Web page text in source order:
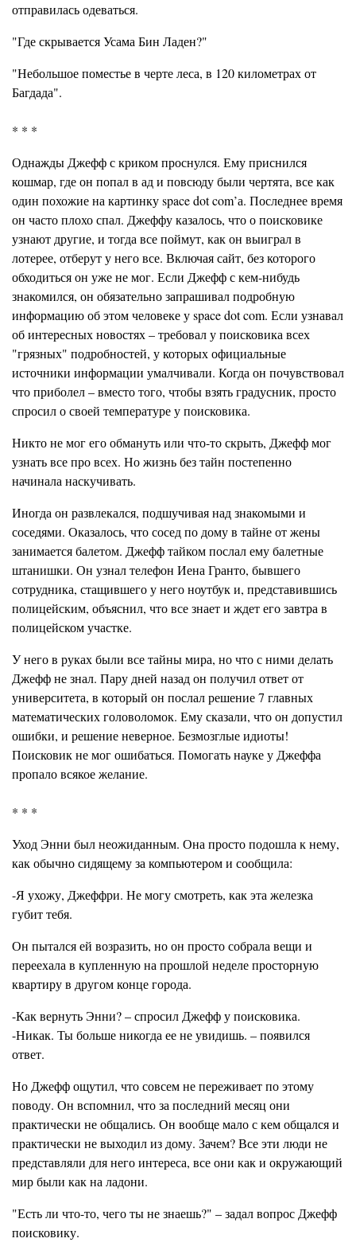
отправилась одеваться.
"Где скрывается Усама Бин Ладен?"
"Небольшое поместье в черте леса, в 120 километрах от
Багдада".
* * *
Однажды Джефф с криком проснулся. Ему приснился
кошмар, где он попал в ад и повсюду были чертята, все как
один похожие на картинку space dot com’а. Последнее время
он часто плохо спал. Джеффу казалось, что о поисковике
узнают другие, и тогда все поймут, как он выиграл в
лотерее, отберут у него все. Включая сайт, без которого
обходиться он уже не мог. Если Джефф с кем-нибудь
знакомился, он обязательно запрашивал подробную
информацию об этом человеке у space dot com. Если узнавал
об интересных новостях – требовал у поисковика всех
"грязных" подробностей, у которых официальные
источники информации умалчивали. Когда он почувствовал
что приболел – вместо того, чтобы взять градусник, просто
спросил о своей температуре у поисковика.
Никто не мог его обмануть или что-то скрыть, Джефф мог
узнать все про всех. Но жизнь без тайн постепенно
начинала наскучивать.
Иногда он развлекался, подшучивая над знакомыми и
соседями. Оказалось, что сосед по дому в тайне от жены
занимается балетом. Джефф тайком послал ему балетные
штанишки. Он узнал телефон Иена Гранто, бывшего
сотрудника, стащившего у него ноутбук и, представившись
полицейским, объяснил, что все знает и ждет его завтра в
полицейском участке.
У него в руках были все тайны мира, но что с ними делать
Джефф не знал. Пару дней назад он получил ответ от
университета, в который он послал решение 7 главных
математических головоломок. Ему сказали, что он допустил
ошибки, и решение неверное. Безмозглые идиоты!
Поисковик не мог ошибаться. Помогать науке у Джеффа
пропало всякое желание.
* * *
Уход Энни был неожиданным. Она просто подошла к нему,
как обычно сидящему за компьютером и сообщила:
-Я ухожу, Джеффри. Не могу смотреть, как эта железка
губит тебя.
Он пытался ей возразить, но он просто собрала вещи и
переехала в купленную на прошлой неделе просторную
квартиру в другом конце города.
-Как вернуть Энни? – спросил Джефф у поисковика.
-Никак. Ты больше никогда ее не увидишь. – появился
ответ.
Но Джефф ощутил, что совсем не переживает по этому
поводу. Он вспомнил, что за последний месяц они
практически не общались. Он вообще мало с кем общался и
практически не выходил из дому. Зачем? Все эти люди не
представляли для него интереса, все они как и окружающий
мир были как на ладони.
"Есть ли что-то, чего ты не знаешь?" – задал вопрос Джефф
поисковику.